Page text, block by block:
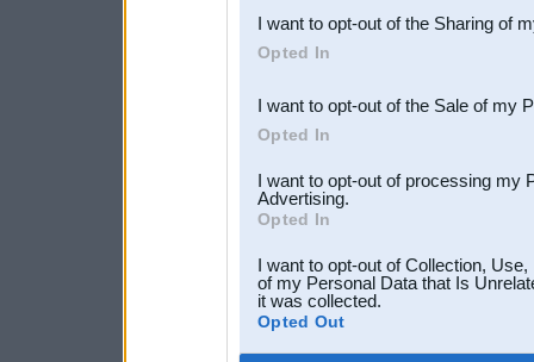
Downstream Participants
third parties.
I want to opt-out of the Sharing of
Opted In
I want to opt-out of the Sale of my
Opted In
I want to opt-out of processing my
Advertising.
Opted In
I want to opt-out of Collection,
of my Personal Data that Is
it was collected.
Opted Out